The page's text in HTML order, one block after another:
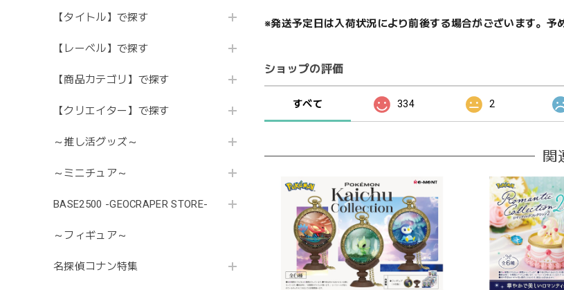
【タイトル】で探す
【レーベル】で探す
【商品カテゴリ】で探す
【クリエイター】で探す
～推し活グッズ～
～ミニチュア～
BASE2500 -GEOCRAPER STORE-
～フィギュア～
名探偵コナン特集
※発送予定日は入荷状況により前後する場合がございます。予
ショップの評価
すべて 334 2
関